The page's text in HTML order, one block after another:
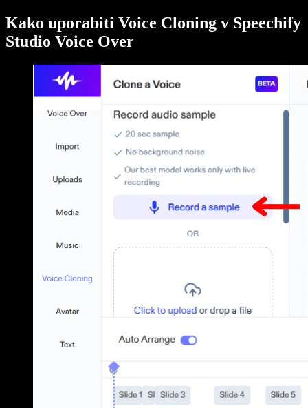
Kako uporabiti Voice Cloning v Speechify
Studio Voice Over